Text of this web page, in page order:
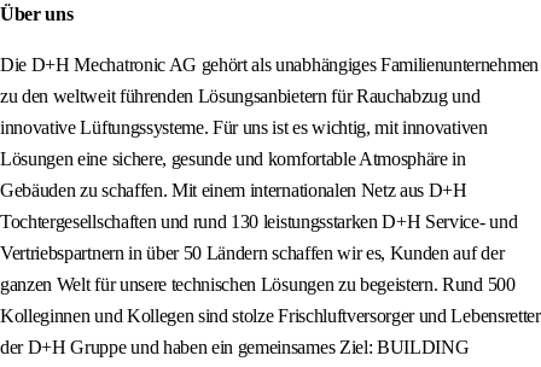
Über uns
Die D+H Mechatronic AG gehört als unabhängiges Familienunternehmen
zu den weltweit führenden Lösungsanbietern für Rauchabzug und
innovative Lüftungssysteme. Für uns ist es wichtig, mit innovativen
Lösungen eine sichere, gesunde und komfortable Atmosphäre in
Gebäuden zu schaffen. Mit einem internationalen Netz aus D+H
Tochtergesellschaften und rund 130 leistungsstarken D+H Service- und
Vertriebspartnern in über 50 Ländern schaffen wir es, Kunden auf der
ganzen Welt für unsere technischen Lösungen zu begeistern. Rund 500
Kolleginnen und Kollegen sind stolze Frischluftversorger und Lebensretter
der D+H Gruppe und haben ein gemeinsames Ziel: BUILDING